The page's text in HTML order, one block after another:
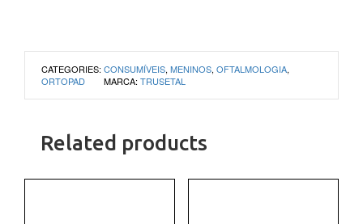
CATEGORIES: CONSUMÍVEIS, MENINOS, OFTALMOLOGIA,
ORTOPAD
MARCA: TRUSETAL
Related products